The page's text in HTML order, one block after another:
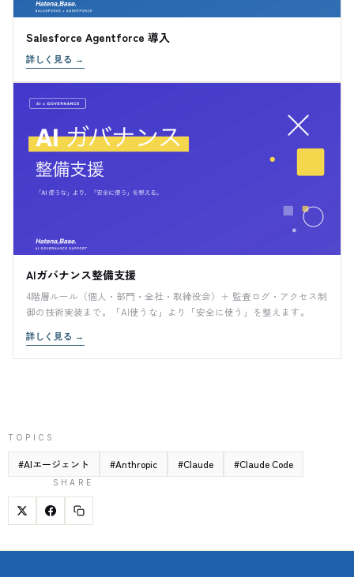
Salesforce Agentforce 導入
詳しく見る →
AIガバナンス整備支援
4階層ルール（個人・部門・全社・取締役会）＋ 監査ログ・アクセス制
御の技術実装まで。「AI使うな」より「安全に使う」を整えます。
詳しく見る →
TOPICS
#AIエージェント #Anthropic #Claude #Claude Code
SHARE